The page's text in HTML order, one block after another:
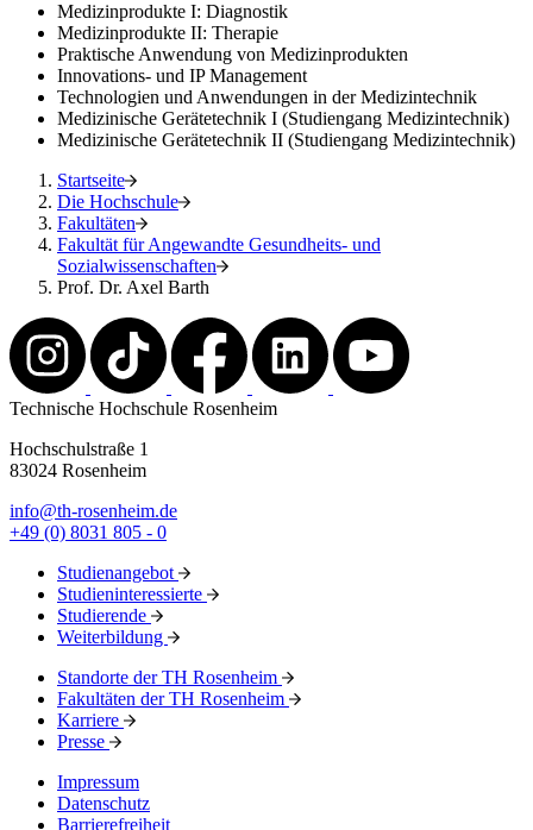
Medizinprodukte I: Diagnostik
Medizinprodukte II: Therapie
Praktische Anwendung von Medizinprodukten
Innovations- und IP Management
Technologien und Anwendungen in der Medizintechnik
Medizinische Gerätetechnik I (Studiengang Medizintechnik)
Medizinische Gerätetechnik II (Studiengang Medizintechnik)
Startseite
Die Hochschule
Fakultäten
Fakultät für Angewandte Gesundheits- und
Sozialwissenschaften
Prof. Dr. Axel Barth
Technische Hochschule Rosenheim
Hochschulstraße 1
83024 Rosenheim
info@th-rosenheim.de
+49 (0) 8031 805 - 0
Studienangebot
Studieninteressierte
Studierende
Weiterbildung
Standorte der TH Rosenheim
Fakultäten der TH Rosenheim
Karriere
Presse
Impressum
Datenschutz
Barrierefreiheit